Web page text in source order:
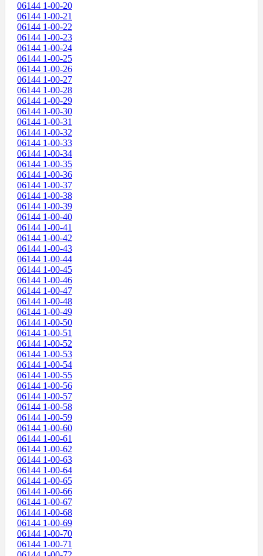
06144 1-00-20
06144 1-00-21
06144 1-00-22
06144 1-00-23
06144 1-00-24
06144 1-00-25
06144 1-00-26
06144 1-00-27
06144 1-00-28
06144 1-00-29
06144 1-00-30
06144 1-00-31
06144 1-00-32
06144 1-00-33
06144 1-00-34
06144 1-00-35
06144 1-00-36
06144 1-00-37
06144 1-00-38
06144 1-00-39
06144 1-00-40
06144 1-00-41
06144 1-00-42
06144 1-00-43
06144 1-00-44
06144 1-00-45
06144 1-00-46
06144 1-00-47
06144 1-00-48
06144 1-00-49
06144 1-00-50
06144 1-00-51
06144 1-00-52
06144 1-00-53
06144 1-00-54
06144 1-00-55
06144 1-00-56
06144 1-00-57
06144 1-00-58
06144 1-00-59
06144 1-00-60
06144 1-00-61
06144 1-00-62
06144 1-00-63
06144 1-00-64
06144 1-00-65
06144 1-00-66
06144 1-00-67
06144 1-00-68
06144 1-00-69
06144 1-00-70
06144 1-00-71